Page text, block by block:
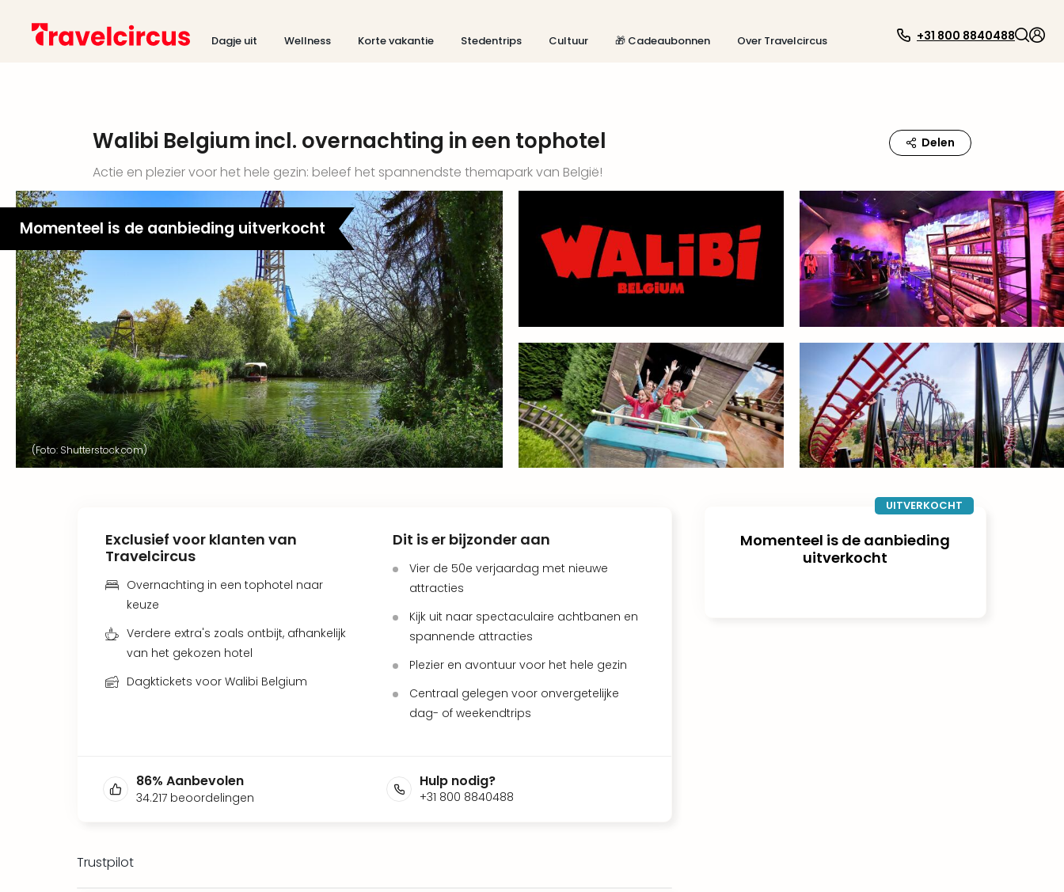
Dagje uit Wellness Korte vakantie Stedentrips Cultuur 🎁 Cadeaubonnen Over Travelcircus +31 800 8840488
Walibi Belgium incl. overnachting in een tophotel Delen
Actie en plezier voor het hele gezin: beleef het spannendste themapark van België!
Momenteel is de aanbieding uitverkocht
(Foto: Shutterstock.com)
UITVERKOCHT
Momenteel is de aanbieding
uitverkocht
Exclusief voor klanten van
Travelcircus
Overnachting in een tophotel naar
keuze
Verdere extra's zoals ontbijt, afhankelijk
van het gekozen hotel
Dagktickets voor Walibi Belgium
Dit is er bijzonder aan
Vier de 50e verjaardag met nieuwe
attracties
Kijk uit naar spectaculaire achtbanen en
spannende attracties
Plezier en avontuur voor het hele gezin
Centraal gelegen voor onvergetelijke
dag- of weekendtrips
86% Aanbevolen
34.217 beoordelingen
Hulp nodig?
+31 800 8840488
Trustpilot